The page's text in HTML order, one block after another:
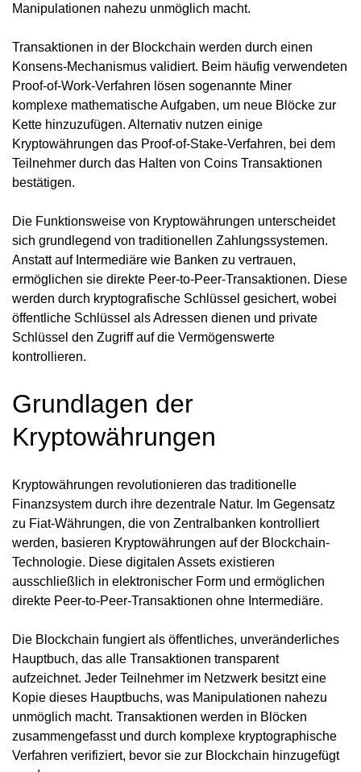
Manipulationen nahezu unmöglich macht.
Transaktionen in der Blockchain werden durch einen
Konsens-Mechanismus validiert. Beim häufig verwendeten
Proof-of-Work-Verfahren lösen sogenannte Miner
komplexe mathematische Aufgaben, um neue Blöcke zur
Kette hinzuzufügen. Alternativ nutzen einige
Kryptowährungen das Proof-of-Stake-Verfahren, bei dem
Teilnehmer durch das Halten von Coins Transaktionen
bestätigen.
Die Funktionsweise von Kryptowährungen unterscheidet
sich grundlegend von traditionellen Zahlungssystemen.
Anstatt auf Intermediäre wie Banken zu vertrauen,
ermöglichen sie direkte Peer-to-Peer-Transaktionen. Diese
werden durch kryptografische Schlüssel gesichert, wobei
öffentliche Schlüssel als Adressen dienen und private
Schlüssel den Zugriff auf die Vermögenswerte
kontrollieren.
Grundlagen der
Kryptowährungen
Kryptowährungen revolutionieren das traditionelle
Finanzsystem durch ihre dezentrale Natur. Im Gegensatz
zu Fiat-Währungen, die von Zentralbanken kontrolliert
werden, basieren Kryptowährungen auf der Blockchain-
Technologie. Diese digitalen Assets existieren
ausschließlich in elektronischer Form und ermöglichen
direkte Peer-to-Peer-Transaktionen ohne Intermediäre.
Die Blockchain fungiert als öffentliches, unveränderliches
Hauptbuch, das alle Transaktionen transparent
aufzeichnet. Jeder Teilnehmer im Netzwerk besitzt eine
Kopie dieses Hauptbuchs, was Manipulationen nahezu
unmöglich macht. Transaktionen werden in Blöcken
zusammengefasst und durch komplexe kryptographische
Verfahren verifiziert, bevor sie zur Blockchain hinzugefügt